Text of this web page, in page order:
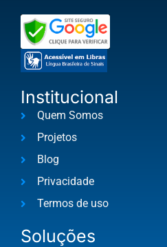
Institucional
Quem Somos
Projetos
Blog
Privacidade
Termos de uso
Soluções